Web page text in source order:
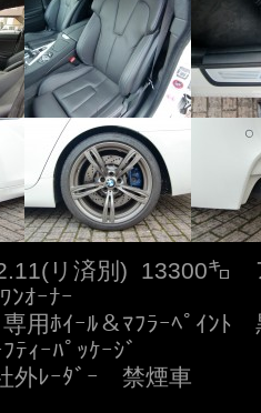
リ済別) 13300㌔
ｵｰﾅｰ
用ﾎｲｰﾙ＆ﾏﾌﾗｰﾍﾟｲﾝﾄ
ｨｰﾊﾟｯｹｰｼﾞ
外ﾚｰﾀﾞｰ 禁煙車